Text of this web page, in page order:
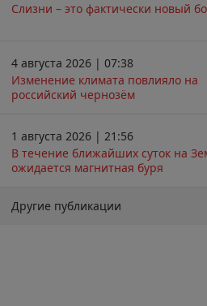
Слизни – это фактически новый
4 августа 2026 | 07:38
Изменение климата повлияло на
российский чернозём
1 августа 2026 | 21:56
В течение ближайших суток на
ожидается магнитная буря
Другие публикации